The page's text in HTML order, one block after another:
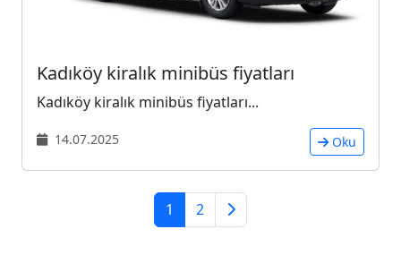
Kadıköy kiralık minibüs fiyatları
Kadıköy kiralık minibüs fiyatları...
14.07.2025 Oku
1 2